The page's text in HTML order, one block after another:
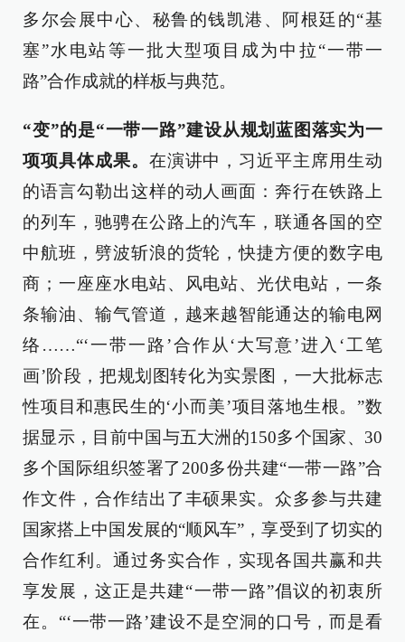
多尔会展中心、秘鲁的钱凯港、阿根廷的“基
塞”水电站等一批大型项目成为中拉“一带一
路”合作成就的样板与典范。
“变”的是“一带一路”建设从规划蓝图落实为一
项项具体成果。 在演讲中，习近平主席用生动
的语言勾勒出这样的动人画面：奔行在铁路上
的列车，驰骋在公路上的汽车，联通各国的空
中航班，劈波斩浪的货轮，快捷方便的数字电
商；一座座水电站、风电站、光伏电站，一条
条输油、输气管道，越来越智能通达的输电网
络……“‘一带一路’合作从‘大写意’进入‘工笔
画’阶段，把规划图转化为实景图，一大批标志
性项目和惠民生的‘小而美’项目落地生根。”数
据显示，目前中国与五大洲的150多个国家、30
多个国际组织签署了200多份共建“一带一路”合
作文件，合作结出了丰硕果实。众多参与共建
国家搭上中国发展的“顺风车”，享受到了切实的
合作红利。通过务实合作，实现各国共赢和共
享发展，这正是共建“一带一路”倡议的初衷所
在。“‘一带一路’建设不是空洞的口号，而是看